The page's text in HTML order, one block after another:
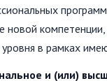
новой
в рамках
и (или)